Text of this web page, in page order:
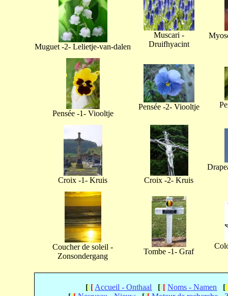
Muguet -2- Lelietje-van-dalen
Muscari -
Druifhyacint
Pensée -1- Viooltje
Pensée -2- Viooltje
Croix -1- Kruis Croix -2- Kruis
Coucher de soleil -
Zonsondergang
Tombe -1- Graf
[[[ Accueil - Onthaal [[[ Noms - Namen [[